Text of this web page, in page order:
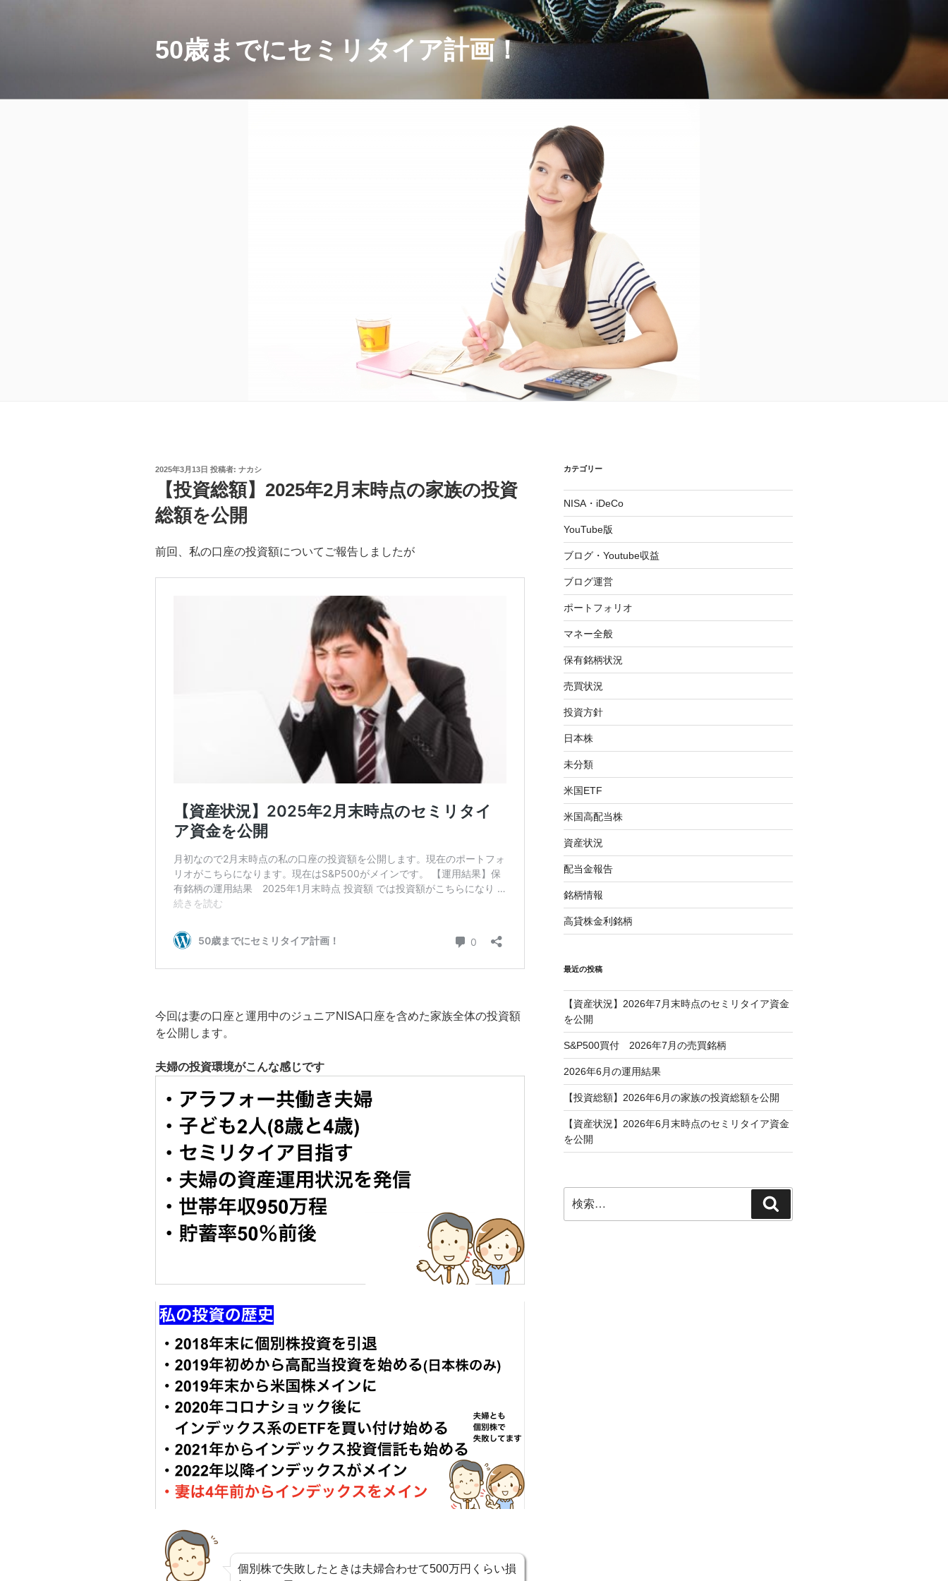
50歳までにセミリタイア計画！
投
2025年3月13日 投稿者: ナカシ
【投資総額】2025年2月末時点の家族の投資
総額を公開
前回、私の口座の投資額についてご報告しましたが
今回は妻の口座と運用中のジュニアNISA口座を含めた家族全体の投資額
を公開します。
夫婦の投資環境がこんな感じです
個別株で失敗したときは夫婦合わせて500万円くらい損
カテゴリー
NISA・iDeCo
YouTube版
ブログ・Youtube収益
ブログ運営
ポートフォリオ
マネー全般
保有銘柄状況
売買状況
投資方針
日本株
未分類
米国ETF
米国高配当株
資産状況
配当金報告
銘柄情報
高貸株金利銘柄
最近の投稿
【資産状況】2026年7月末時点のセミリタイア資金
を公開
S&P500買付 2026年7月の売買銘柄
2026年6月の運用結果
【投資総額】2026年6月の家族の投資総額を公開
【資産状況】2026年6月末時点のセミリタイア資金
を公開
索:
索